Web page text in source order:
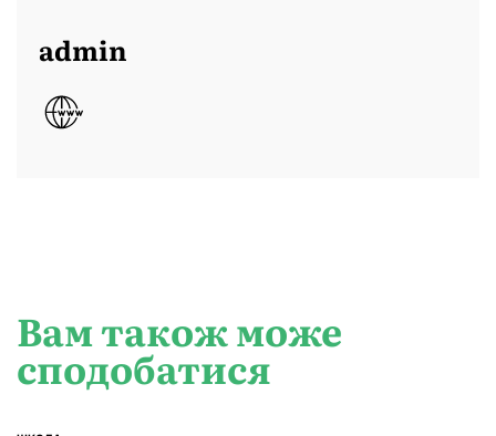
admin
Вам також може
сподобатися